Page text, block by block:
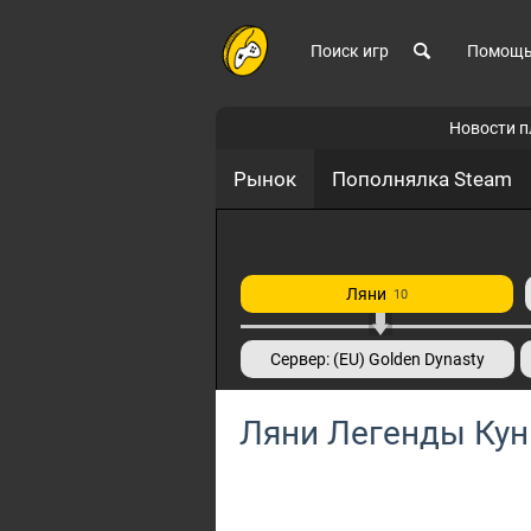
Поиск игр Помощь
Новости
Рынок Пополнялка Steam
Ляни 10
Сервер: (EU) Golden Dynasty
Ляни Легенды